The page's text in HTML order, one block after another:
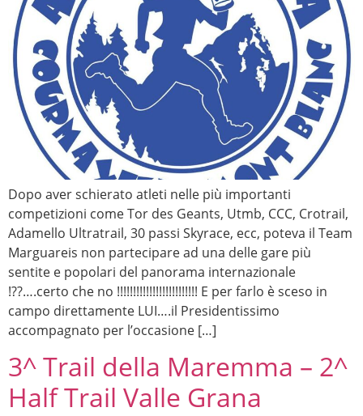
Dopo aver schierato atleti nelle più importanti
competizioni come Tor des Geants, Utmb, CCC, Crotrail,
Adamello Ultratrail, 30 passi Skyrace, ecc, poteva il Team
Marguareis non partecipare ad una delle gare più
sentite e popolari del panorama internazionale
!??….certo che no !!!!!!!!!!!!!!!!!!!!!!!!! E per farlo è sceso in
campo direttamente LUI….il Presidentissimo
accompagnato per l’occasione […]
3^ Trail della Maremma – 2^
Half Trail Valle Grana